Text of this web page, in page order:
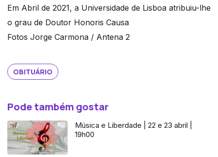
Em Abril de 2021, a Universidade de Lisboa atribuiu-lhe
o grau de Doutor Honoris Causa
Fotos Jorge Carmona / Antena 2
OBITUÁRIO
Pode também gostar
Música e Liberdade | 22 e 23 abril |
19h00